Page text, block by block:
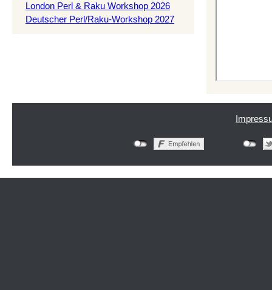
London Perl & Raku Workshop 2026
Deutscher Perl/Raku-Workshop 2027